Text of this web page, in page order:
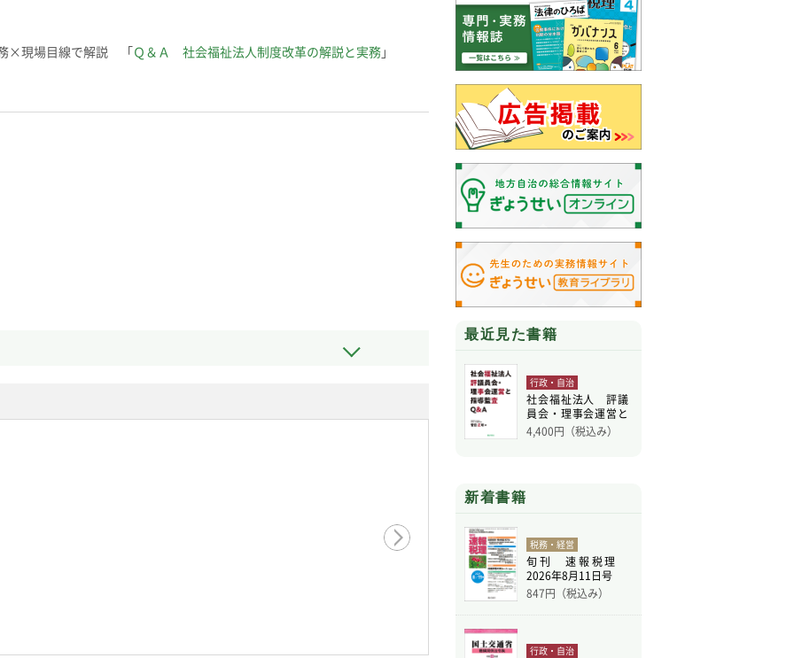
×現場目線で解説 「Ｑ＆Ａ 社会福祉法人制度改革の解説と実務 」
最近見た書籍
行政・自治
社会福祉法人 評議
員会・理事会運営と
指導
4,400円（税込み）
新着書籍
税務・経営
旬刊 速報税理
2026年8月11日号
847円（税込み）
行政・自治